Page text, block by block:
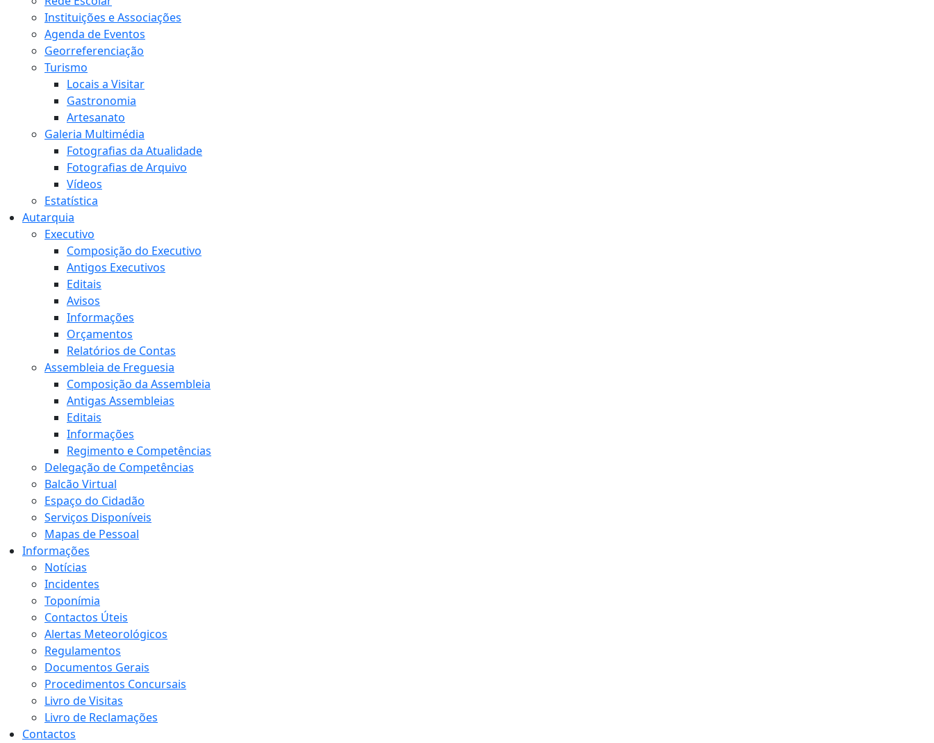
Instituições e Associações
Agenda de Eventos
Georreferenciação
Turismo
Locais a Visitar
Gastronomia
Artesanato
Galeria Multimédia
Fotografias da Atualidade
Fotografias de Arquivo
Vídeos
Estatística
Autarquia
Executivo
Composição do Executivo
Antigos Executivos
Editais
Avisos
Informações
Orçamentos
Relatórios de Contas
Assembleia de Freguesia
Composição da Assembleia
Antigas Assembleias
Editais
Informações
Regimento e Competências
Delegação de Competências
Balcão Virtual
Espaço do Cidadão
Serviços Disponíveis
Mapas de Pessoal
Informações
Notícias
Incidentes
Toponímia
Contactos Úteis
Alertas Meteorológicos
Regulamentos
Documentos Gerais
Procedimentos Concursais
Livro de Visitas
Livro de Reclamações
Contactos